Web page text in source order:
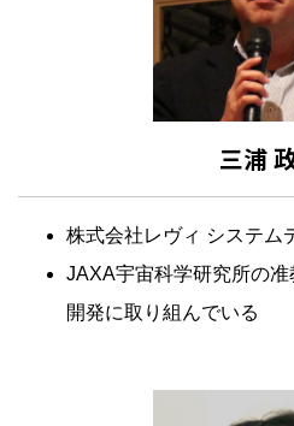
三浦
株式会社レヴィ システム
JAXA宇宙科学研究所の
開発に取り組んでいる